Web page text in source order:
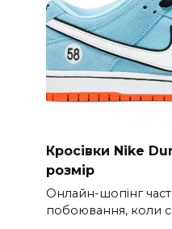
Кросівки Nike
розмір
Онлайн-шопінг
побоювання, коли